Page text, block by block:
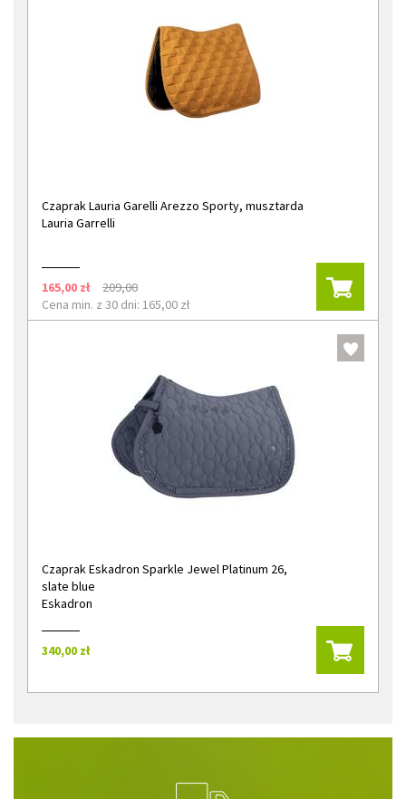
Czaprak Lauria Garelli Arezzo Sporty, musztarda
Lauria Garrelli
165,00 zł
209,00
Cena min. z 30 dni: 165,00 zł
Czaprak Eskadron Sparkle Jewel Platinum 26,
slate blue
Eskadron
340,00 zł